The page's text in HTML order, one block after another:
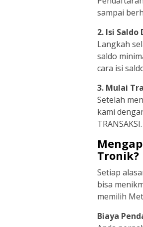
sampai
2. Isi Saldo
Langkah
saldo
cara isi
3. Mulai
Setelah
kami
TRANSAKSI.
Tronik?
Setiap
bisa
memilih
Biaya